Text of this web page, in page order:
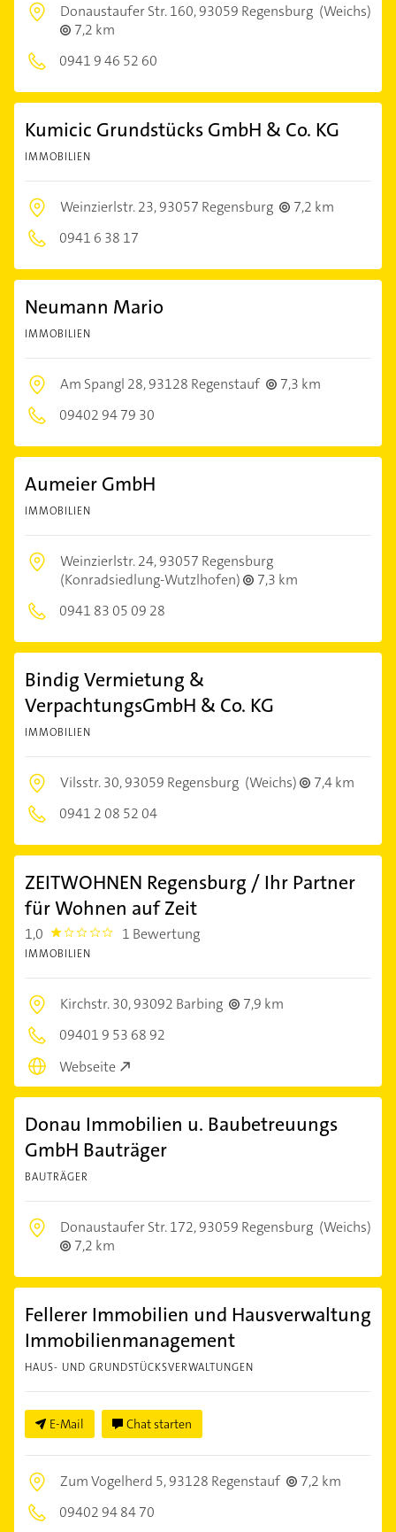
Donaustaufer Str. 160,93059 Regensburg (Weichs)
7,2 km
0941 9 46 52 60
Kumicic Grundstücks GmbH & Co. KG
IMMOBILIEN
Weinzierlstr. 23,93057 Regensburg
7,2 km
0941 6 38 17
Neumann Mario
IMMOBILIEN
Am Spangl 28,93128 Regenstauf
7,3 km
09402 94 79 30
Aumeier GmbH
IMMOBILIEN
Weinzierlstr. 24,93057 Regensburg
(Konradsiedlung-Wutzlhofen)
7,3 km
0941 83 05 09 28
Bindig Vermietung &
VerpachtungsGmbH & Co. KG
IMMOBILIEN
Vilsstr. 30,93059 Regensburg (Weichs)
7,4 km
0941 2 08 52 04
ZEITWOHNEN Regensburg / Ihr Partner
für Wohnen auf Zeit
1,0 1.0 1 Bewertung
IMMOBILIEN
Kirchstr. 30,93092 Barbing
7,9 km
09401 9 53 68 92
Webseite
Donau Immobilien u. Baubetreuungs
GmbH Bauträger
BAUTRÄGER
Donaustaufer Str. 172,93059 Regensburg (Weichs)
7,2 km
Fellerer Immobilien und Hausverwaltung
Immobilienmanagement
HAUS- UND GRUNDSTÜCKSVERWALTUNGEN
E-Mail Chat starten
Zum Vogelherd 5,93128 Regenstauf
7,2 km
09402 94 84 70